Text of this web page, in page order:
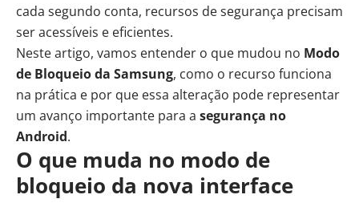
cada segundo conta, recursos de segurança precisam
ser acessíveis e eficientes.
Neste artigo, vamos entender o que mudou no Modo
de Bloqueio da Samsung, como o recurso funciona
na prática e por que essa alteração pode representar
um avanço importante para a segurança no
Android.
O que muda no modo de
bloqueio da nova interface